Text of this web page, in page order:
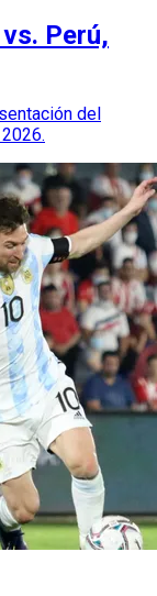
Perú,
del